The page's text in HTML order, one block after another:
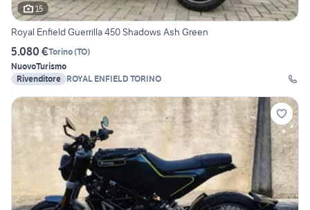
15
Royal Enfield Guerrilla 450 Shadows Ash Green
5.080 €Torino(TO)
NuovoTurismo
Rivenditore ROYAL ENFIELD TORINO